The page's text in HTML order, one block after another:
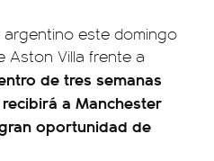
este domingo
Aston Villa frente a
de tres semanas
a Manchester
oportunidad de